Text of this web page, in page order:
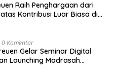
Raih Penghargaan dari
Kontribusi Luar Biasa di
0 Komentar
Gelar Seminar Digital
Launching Madrasah